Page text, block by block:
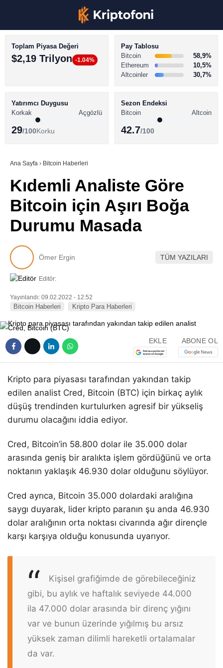
Youtube
TikTok
BİTCOİN HABERLERİ
ALTCOİN HABERLERİ
SÖZLÜK
Toplam Piyasa Değeri
$2,19 Trilyon -1.04%
Pay Tablosu
Bitcoin
58,9%
Ethereum
10,5%
Altcoinler
30,7%
Yatırımcı Duygusu
Korkak
Açgözlü
29/100Korku
Sezon Endeksi
Bitcoin
Altcoin
42.7/100
Ana Sayfa › Bitcoin Haberleri
Kıdemli Analiste Göre
Bitcoin için Aşırı Boğa
Durumu Masada
Ömer Ergin TÜM YAZILARI
Editör:
Yayınlandı: 09.02.2022 - 12:52
Bitcoin Haberleri Kripto Para Haberleri
EKLE ABONE OL
Kripto para piyasası tarafından yakından takip
edilen analist Cred, Bitcoin (BTC) için birkaç aylık
düşüş trendinden kurtulurken agresif bir yükseliş
durumu olacağını iddia ediyor.
Cred, Bitcoin’in 58.800 dolar ile 35.000 dolar
arasında geniş bir aralıkta işlem gördüğünü ve orta
noktanın yaklaşık 46.930 dolar olduğunu söylüyor.
Cred ayrıca, Bitcoin 35.000 dolardaki aralığına
saygı duyarak, lider kripto paranın şu anda 46.930
dolar aralığının orta noktası civarında ağır dirençle
karşı karşıya olduğu konusunda uyarıyor.
Kişisel grafiğimde de görebileceğiniz
gibi, bu aylık ve haftalık seviyede 44.000
ila 47.000 dolar arasında bir direnç yığını
var ve bunun üzerinde yığılmış bu arsız
yüksek zaman dilimli hareketli ortalamalar
da var.